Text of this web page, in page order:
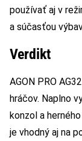
používať aj v
a súčasťou
Verdikt
AGON PRO
hráčov. Naplno
konzol a
je vhodný aj na